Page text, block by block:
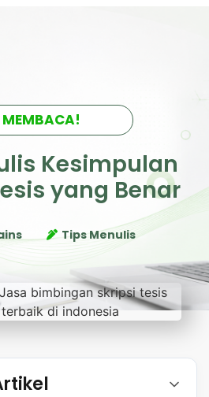
MEMBACA!
Kesimpulan
yang Benar
Tips Menulis